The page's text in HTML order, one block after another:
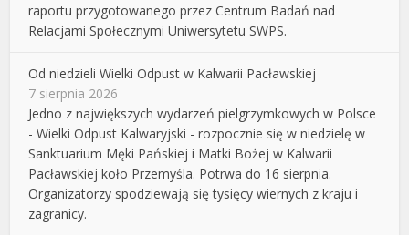
raportu przygotowanego przez Centrum Badań nad
Relacjami Społecznymi Uniwersytetu SWPS.
Od niedzieli Wielki Odpust w Kalwarii Pacławskiej
7 sierpnia 2026
Jedno z największych wydarzeń pielgrzymkowych w Polsce
- Wielki Odpust Kalwaryjski - rozpocznie się w niedzielę w
Sanktuarium Męki Pańskiej i Matki Bożej w Kalwarii
Pacławskiej koło Przemyśla. Potrwa do 16 sierpnia.
Organizatorzy spodziewają się tysięcy wiernych z kraju i
zagranicy.